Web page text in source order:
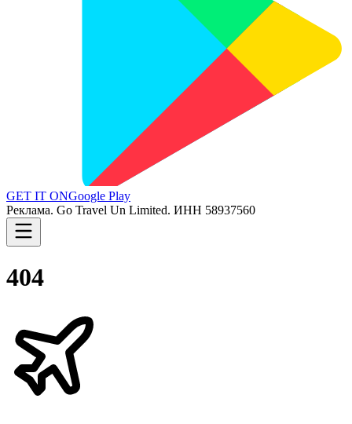
GET IT ONGoogle Play
Реклама. Go Travel Un Limited. ИНН 58937560
404